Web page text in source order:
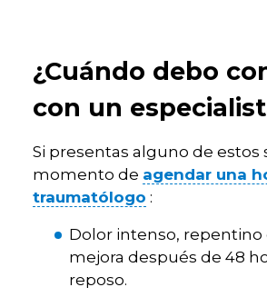
¿Cuándo debo
con un
Si presentas alguno de estos
momento de agendar una
traumatólogo :
Dolor intenso, repentino
mejora después de 48
reposo.